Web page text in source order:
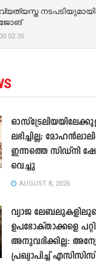
വ്യത്യസ്ത നടപടിയുമായി
ജോങ്
00:02:35
ലഭിച്ചില്ല;
ഇന്നത്തെ സിഡ്നി ഷോ
വെച്ചു
AUGUST 8, 2026
വ്യാജ
ഉപഭോക്താക്കളെ
അനുവദിക്കില്ല:
പ്രഖ്യാപിച്ച്